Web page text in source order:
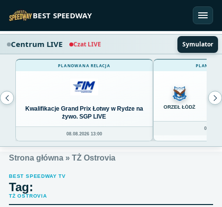
BEST SPEEDWAY
Centrum LIVE Czat LIVE Symulator
PLANOWANA RELACJA
Kwalifikacje Grand Prix Łotwy w Rydze na
żywo. SGP LIVE
08.08.2026 13:00
ORZEŁ ŁÓDŹ
0
Strona główna » TŻ Ostrovia
BEST SPEEDWAY TV
Tag:
TŻ OSTROVIA